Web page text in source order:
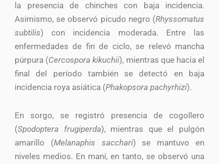
la presencia de chinches con baja incidencia.
Asimismo, se observó picudo negro (Rhyssomatus
subtilis) con incidencia moderada. Entre las
enfermedades de fin de ciclo, se relevó mancha
púrpura (Cercospora kikuchii), mientras que hacia el
final del período también se detectó en baja
incidencia roya asiática (Phakopsora pachyrhizi).
En sorgo, se registró presencia de cogollero
(Spodoptera frugiperda), mientras que el pulgón
amarillo (Melanaphis sacchari) se mantuvo en
niveles medios. En maní, en tanto, se observó una